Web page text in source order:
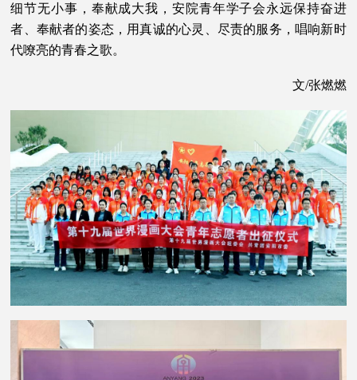
细节无小事，奉献成大我，安院青年学子会永远保持奋进
者、奉献者的姿态，用真诚的心灵、尽责的服务，唱响新时
代嘹亮的青春之歌。
文/张燃燃